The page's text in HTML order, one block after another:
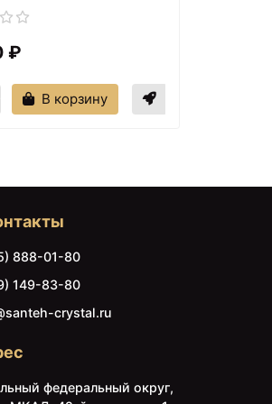
₽
В корзину
888-01-80
149-83-80
crystal.ru
федеральный округ,